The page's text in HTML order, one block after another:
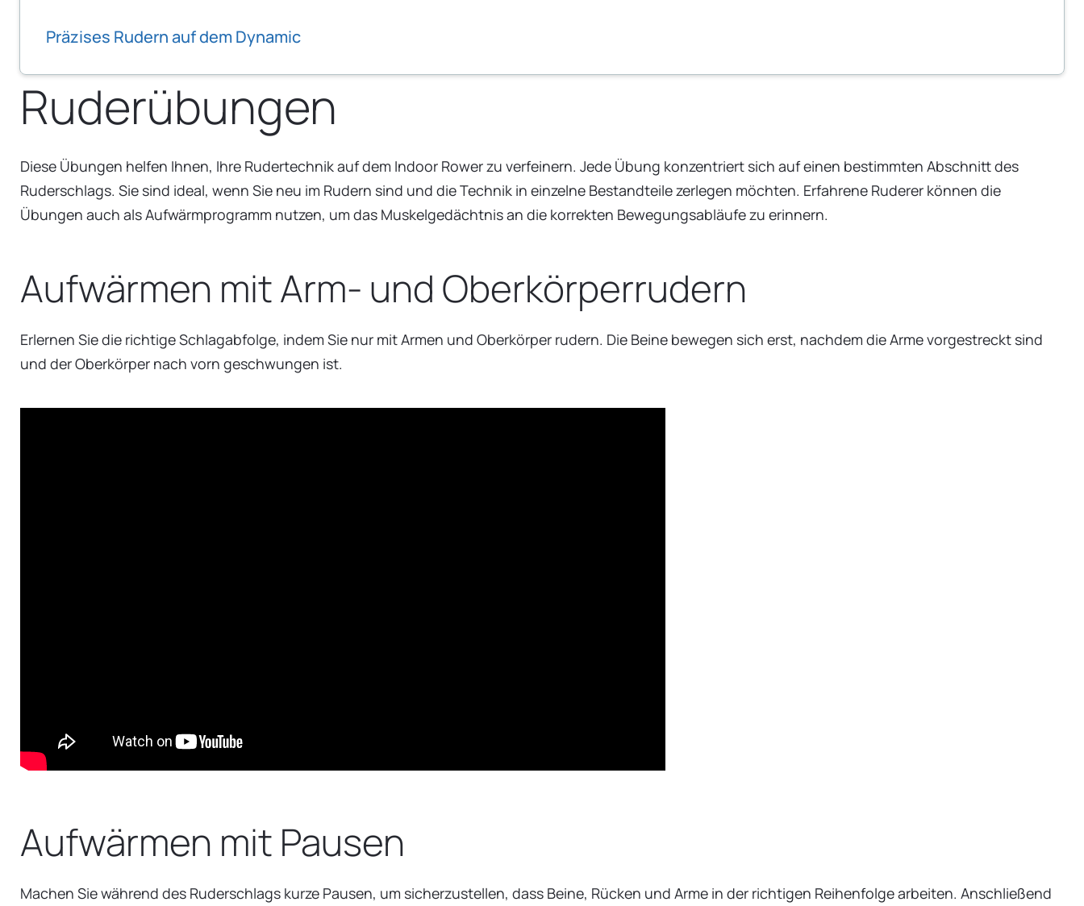
Präzises Rudern auf dem Dynamic
Ruderübungen
Diese Übungen helfen Ihnen, Ihre Rudertechnik auf dem Indoor Rower zu verfeinern. Jede Übung konzentriert sich auf einen bestimmten Abschnitt des
Ruderschlags. Sie sind ideal, wenn Sie neu im Rudern sind und die Technik in einzelne Bestandteile zerlegen möchten. Erfahrene Ruderer können die
Übungen auch als Aufwärmprogramm nutzen, um das Muskelgedächtnis an die korrekten Bewegungsabläufe zu erinnern.
Aufwärmen mit Arm- und Oberkörperrudern
Erlernen Sie die richtige Schlagabfolge, indem Sie nur mit Armen und Oberkörper rudern. Die Beine bewegen sich erst, nachdem die Arme vorgestreckt sind
und der Oberkörper nach vorn geschwungen ist.
Aufwärmen mit Pausen
Machen Sie während des Ruderschlags kurze Pausen, um sicherzustellen, dass Beine, Rücken und Arme in der richtigen Reihenfolge arbeiten. Anschließend